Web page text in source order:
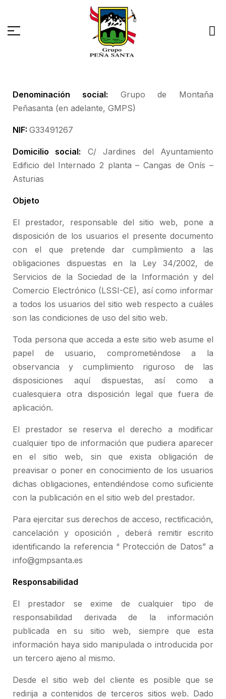
Denominación social: Grupo de Montaña
Peñasanta (en adelante, GMPS)
NIF: G33491267
Domicilio social: C/ Jardines del Ayuntamiento
Edificio del Internado 2 planta – Cangas de Onís –
Asturias
Objeto
El prestador, responsable del sitio web, pone a
disposición de los usuarios el presente documento
con el que pretende dar cumplimiento a las
obligaciones dispuestas en la Ley 34/2002, de
Servicios de la Sociedad de la Información y del
Comercio Electrónico (LSSI-CE), así como informar
a todos los usuarios del sitio web respecto a cuáles
son las condiciones de uso del sitio web.
Toda persona que acceda a este sitio web asume el
papel de usuario, comprometiéndose a la
observancia y cumplimiento riguroso de las
disposiciones aquí dispuestas, así como a
cualesquiera otra disposición legal que fuera de
aplicación.
El prestador se reserva el derecho a modificar
cualquier tipo de información que pudiera aparecer
en el sitio web, sin que exista obligación de
preavisar o poner en conocimiento de los usuarios
dichas obligaciones, entendiéndose como suficiente
con la publicación en el sitio web del prestador.
Para ejercitar sus derechos de acceso, rectificación,
cancelación y oposición , deberá remitir escrito
identificando la referencia “ Protección de Datos” a
info@gmpsanta.es
Responsabilidad
El prestador se exime de cualquier tipo de
responsabilidad derivada de la información
publicada en su sitio web, siempre que esta
información haya sido manipulada o introducida por
un tercero ajeno al mismo.
Desde el sitio web del cliente es posible que se
redirija a contenidos de terceros sitios web. Dado